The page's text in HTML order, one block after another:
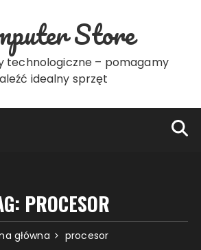
Store
technologiczne – pomagamy
idealny sprzęt
PROCESOR
główna procesor